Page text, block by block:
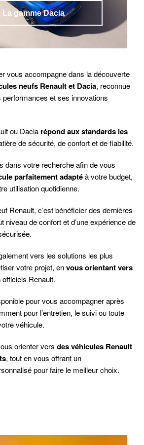
vous accompagne dans la découverte
neufs Renault et Dacia, reconnue
et ses innovations
ou Dacia répond aux standards les
de sécurité, de confort et de fiabilité.
dans votre recherche afin de vous
parfaitement adaptéà votre budget,
utilisation quotidienne.
Renault, c’est bénéficier des dernières
niveau de confort et d’une expérience de
vers les solutions les plus
votre projet, envous orientant vers
officiels Renault.
pour vous accompagner après
pour l’entretien, le suivi ou toute
véhicule.
orienter vers des véhicules Renault
, tout en vous offrant un
pour faire le meilleur choix.
La gamme Dacia